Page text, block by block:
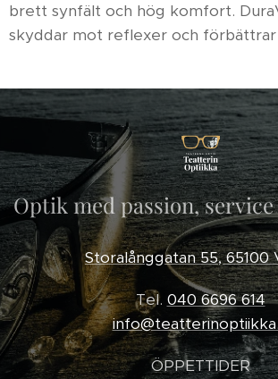
brett synfält och hög komfort.
skyddar mot reflexer och
Optik med passion,
Storalånggatan 55, 65100
Tel. 040 6696 614
ÖPPETTIDER